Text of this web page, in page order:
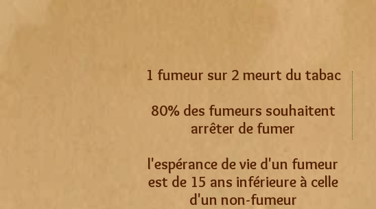
1 fumeur sur 2 meurt du tabac
80% des fumeurs souhaitent
arrêter de fumer
l'espérance de vie d'un fumeur
est de 15 ans inférieure à celle
d'un non-fumeur